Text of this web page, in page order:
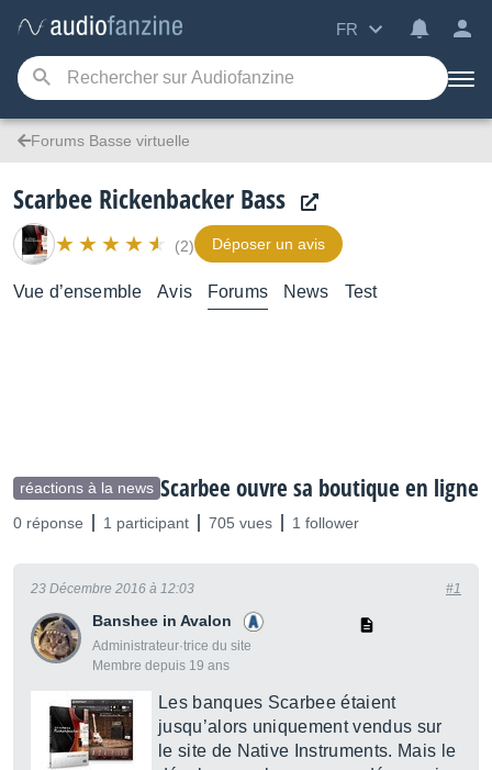
FR
Forums Basse virtuelle
Scarbee Rickenbacker Bass
(2) Déposer un avis
Vue d’ensemble Avis Forums News Test
réactions à la news Scarbee ouvre sa boutique en ligne
0 réponse 1 participant 705 vues 1 follower
Banshee in Avalon
Administrateur·trice du site
Membre depuis 19 ans
23 Décembre 2016 à 12:03 #1
Les banques Scarbee étaient
jusqu’alors uniquement vendus sur
le site de Native Instruments. Mais le